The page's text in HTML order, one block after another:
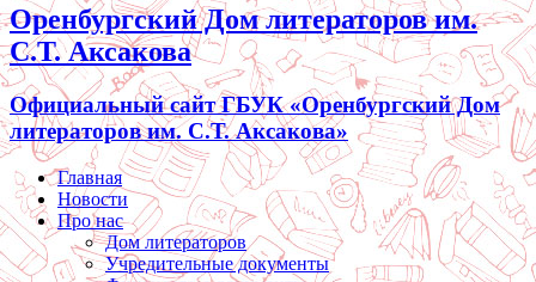
Оренбургский Дом литераторов им.
С.Т. Аксакова
Официальный сайт ГБУК «Оренбургский Дом
литераторов им. С.Т. Аксакова»
Главная
Новости
Про нас
Дом литераторов
Учредительные документы